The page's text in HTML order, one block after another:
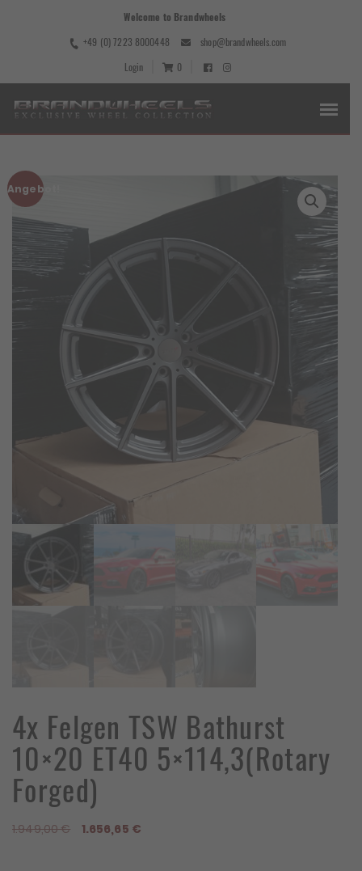
Welcome to Brandwheels
+49 (0) 7223 8000448
shop@brandwheels.com
Login
0
Angebot!
4x Felgen TSW Bathurst
10×20 ET40 5×114,3(Rotary
Forged)
1.949,00€
Ursprünglicher
1.656,65 €Aktueller